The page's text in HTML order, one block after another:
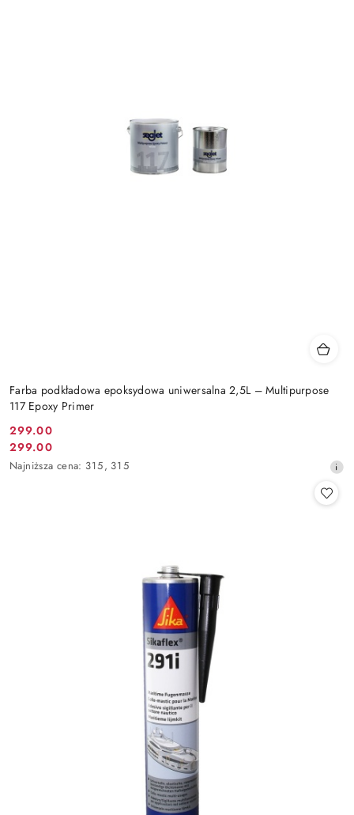
Farba podkładowa epoksydowa uniwersalna 2,5L – Multipurpose
117 Epoxy Primer
Cena
promocyjna:
299.00
Cena
promocyjna:
299.00
Najniższa
Najniższa cena: 315, 315